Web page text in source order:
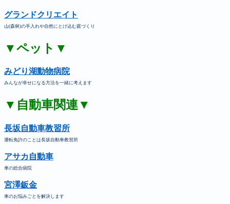
グランドクリエイト
山(森林)の手入れや自然にとけ込む庭づくり
▼ペット▼
みどり湖動物病院
みんなが幸せになる方法を一緒に考えます
▼自動車関連▼
長坂自動車教習所
運転免許のことは長坂自動車教習所
アサカ自動車
車の総合病院
宮澤鈑金
車のお悩みごとを解決します